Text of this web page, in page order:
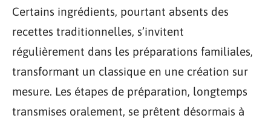
Certains ingrédients, pourtant absents des
recettes traditionnelles, s’invitent
régulièrement dans les préparations familiales,
transformant un classique en une création sur
mesure. Les étapes de préparation, longtemps
transmises oralement, se prêtent désormais à